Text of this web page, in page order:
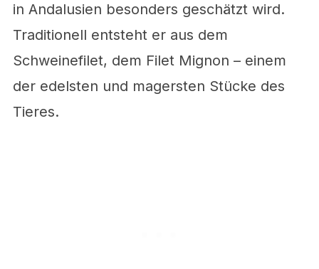
in Andalusien besonders geschätzt wird.
Traditionell entsteht er aus dem
Schweinefilet, dem Filet Mignon – einem
der edelsten und magersten Stücke des
Tieres.